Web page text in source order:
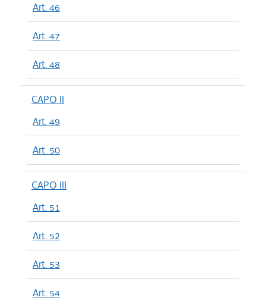
Art. 46
Art. 47
Art. 48
CAPO II
Art. 49
Art. 50
CAPO III
Art. 51
Art. 52
Art. 53
Art. 54